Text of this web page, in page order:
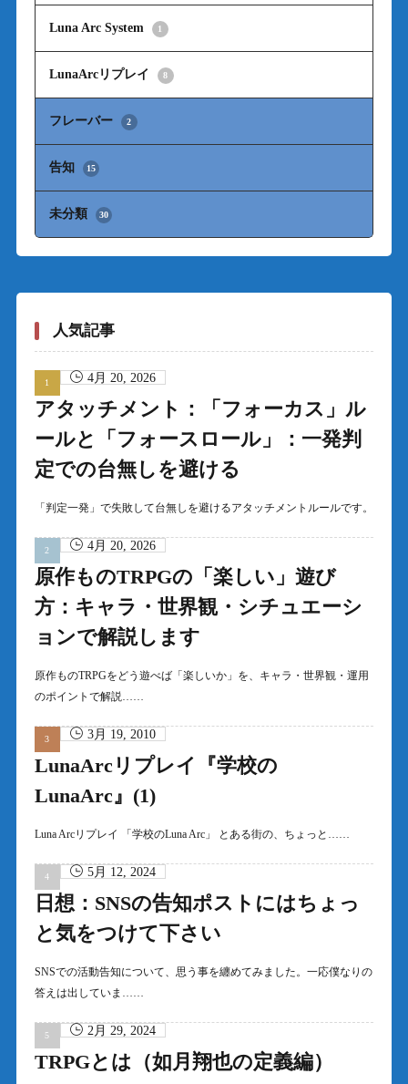
Luna Arc System 1
LunaArcリプレイ 8
フレーバー 2
告知 15
未分類 30
人気記事
4月 20, 2026
アタッチメント：「フォーカス」ル
ールと「フォースロール」：一発判
定での台無しを避ける
「判定一発」で失敗して台無しを避けるアタッチメントルールです。
4月 20, 2026
原作ものTRPGの「楽しい」遊び
方：キャラ・世界観・シチュエーシ
ョンで解説します
原作ものTRPGをどう遊べば「楽しいか」を、キャラ・世界観・運用
のポイントで解説……
3月 19, 2010
LunaArcリプレイ『学校の
LunaArc』(1)
Luna Arcリプレイ 「学校のLuna Arc」 とある街の、ちょっと……
5月 12, 2024
日想：SNSの告知ポストにはちょっ
と気をつけて下さい
SNSでの活動告知について、思う事を纏めてみました。一応僕なりの
答えは出していま……
2月 29, 2024
TRPGとは（如月翔也の定義編）